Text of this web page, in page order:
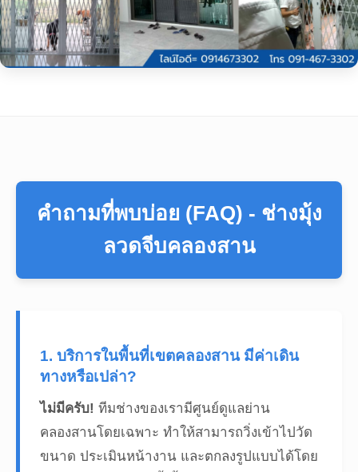
คำถามที่พบบ่อย (FAQ) - ช่างมุ้ง
ลวดจีบคลองสาน
1. บริการในพื้นที่เขตคลองสาน มีค่าเดิน
ทางหรือเปล่า?
ไม่มีครับ! ทีมช่างของเรามีศูนย์ดูแลย่าน
คลองสานโดยเฉพาะ ทำให้สามารถวิ่งเข้าไปวัด
ขนาด ประเมินหน้างาน และตกลงรูปแบบได้โดย